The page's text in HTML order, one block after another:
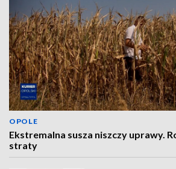
OPOLE
Ekstremalna susza niszczy uprawy.
straty